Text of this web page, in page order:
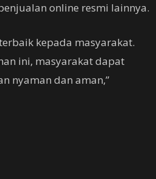
online resmi lainnya.
kepada masyarakat.
ini, masyarakat dapat
nyaman dan aman,”